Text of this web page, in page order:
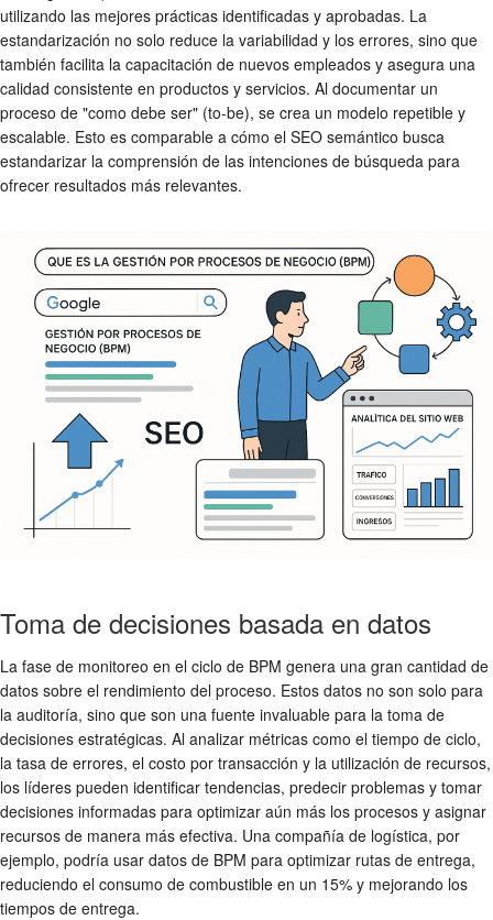
utilizando las mejores prácticas identificadas y aprobadas. La
estandarización no solo reduce la variabilidad y los errores, sino que
también facilita la capacitación de nuevos empleados y asegura una
calidad consistente en productos y servicios. Al documentar un
proceso de "como debe ser" (to-be), se crea un modelo repetible y
escalable. Esto es comparable a cómo el SEO semántico busca
estandarizar la comprensión de las intenciones de búsqueda para
ofrecer resultados más relevantes.
Toma de decisiones basada en datos
La fase de monitoreo en el ciclo de BPM genera una gran cantidad de
datos sobre el rendimiento del proceso. Estos datos no son solo para
la auditoría, sino que son una fuente invaluable para la toma de
decisiones estratégicas. Al analizar métricas como el tiempo de ciclo,
la tasa de errores, el costo por transacción y la utilización de recursos,
los líderes pueden identificar tendencias, predecir problemas y tomar
decisiones informadas para optimizar aún más los procesos y asignar
recursos de manera más efectiva. Una compañía de logística, por
ejemplo, podría usar datos de BPM para optimizar rutas de entrega,
reduciendo el consumo de combustible en un 15% y mejorando los
tiempos de entrega.